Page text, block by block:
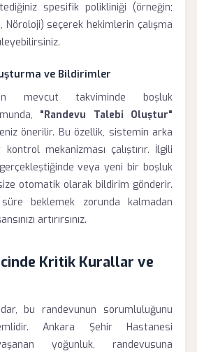
spesifik polikliniği (örneğin;
Nöroloji) seçerek hekimlerin çalışma
ve Bildirimler
mevcut takviminde boşluk
"Randevu Talebi Oluştur"
önerilir. Bu özellik, sistemin arka
mekanizması çalıştırır. İlgili
veya yeni bir boşluk
size otomatik olarak bildirim gönderir.
beklemek zorunda kalmadan
artırırsınız.
Kritik Kurallar ve
bu randevunun sorumluluğunu
Ankara Şehir Hastanesi
yoğunluk, randevusuna